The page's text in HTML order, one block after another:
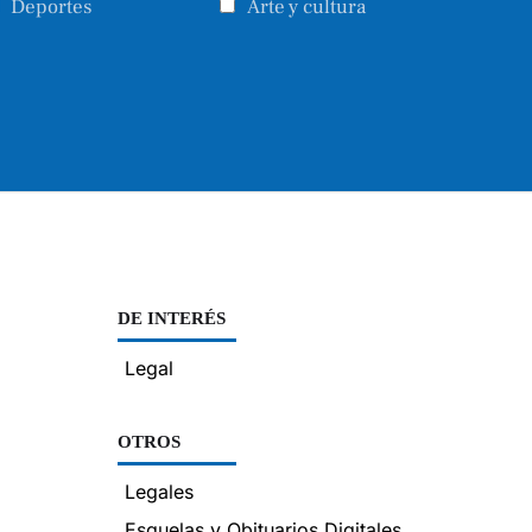
Deportes
Arte y cultura
DE INTERÉS
Legal
OTROS
Legales